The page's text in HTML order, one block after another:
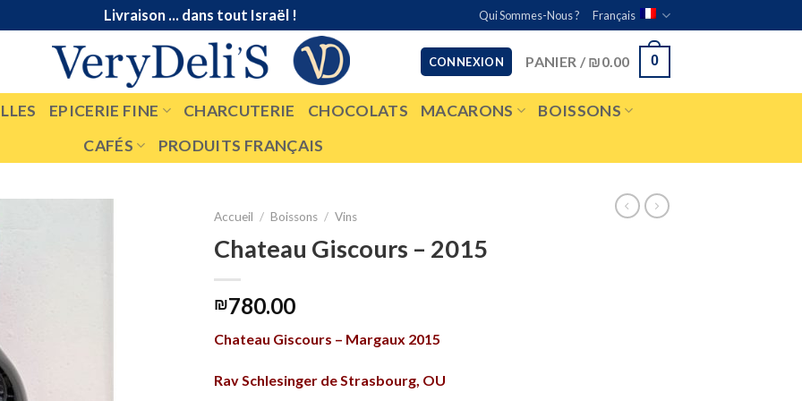
Livraison ... dans tout Israël ! Qui Sommes-Nous ? Français
CONNEXION PANIER / ₪0.00 0
EPICERIE FINE CHARCUTERIE CHOCOLATS MACARONS
BOISSONS
CAFÉS
PRODUITS FRANÇAIS
Accueil / Boissons / Vins
Chateau Giscours – 2015
₪780.00
Chateau Giscours – Margaux 2015
Rav Schlesinger de Strasbourg, OU